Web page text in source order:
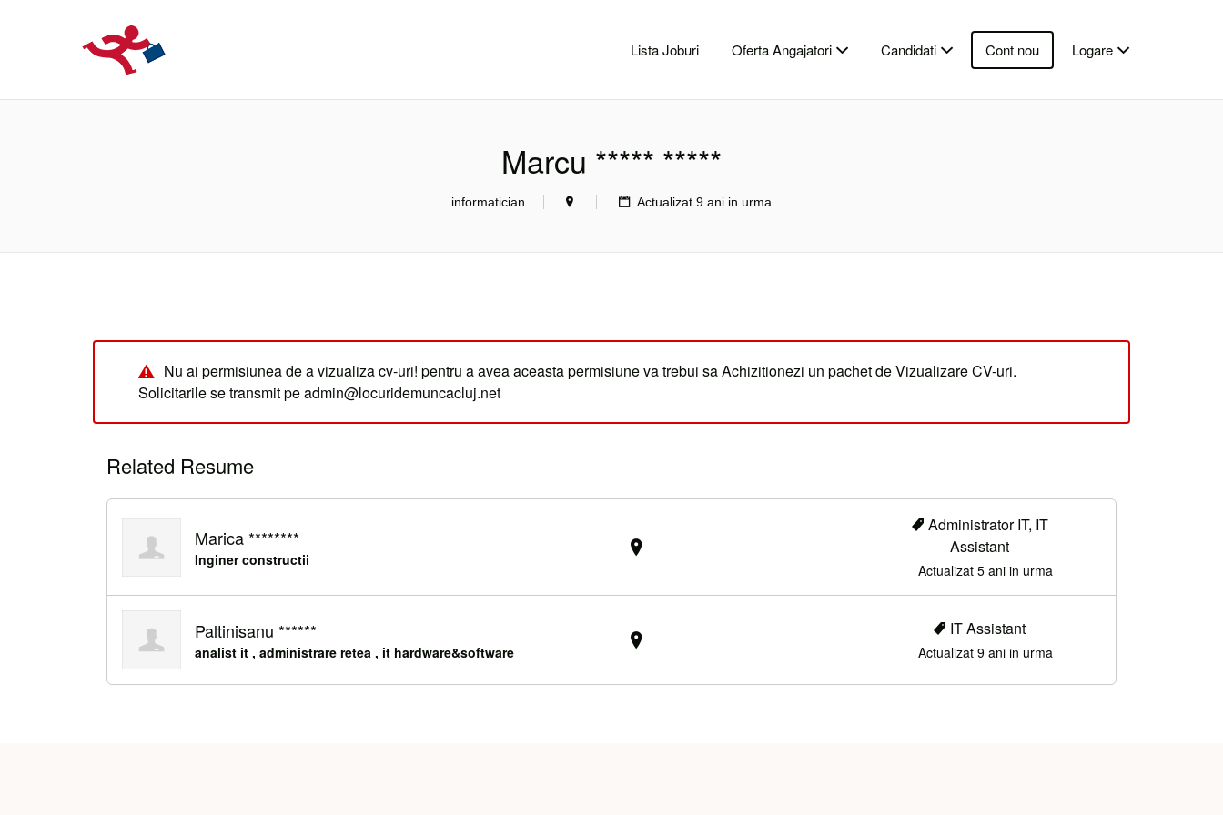
Lista Joburi Oferta Angajatori Candidati Cont nou Logare
Marcu ***** *****
informatician Actualizat 9 ani in urma
Nu ai permisiunea de a vizualiza cv-uri! pentru a avea aceasta permisiune va trebui sa Achizitionezi un pachet de Vizualizare CV-uri.
Solicitarile se transmit pe admin@locuridemuncacluj.net
Related Resume
Marica ********
Inginer constructii
Administrator IT, IT
Assistant
Actualizat 5 ani in urma
Paltinisanu ******
analist it , administrare retea , it hardware&software
IT Assistant
Actualizat 9 ani in urma